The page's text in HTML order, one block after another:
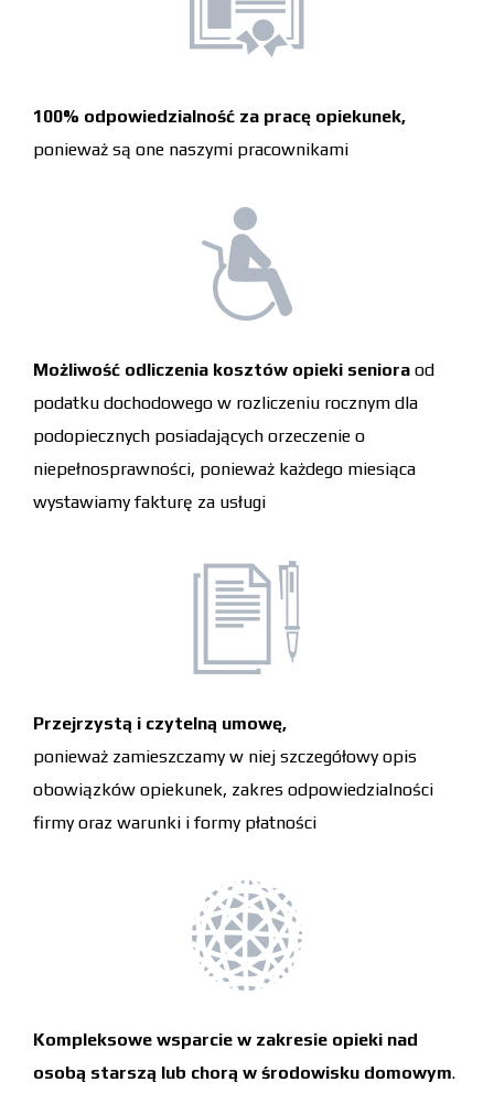
100% odpowiedzialność za pracę opiekunek,
ponieważ są one naszymi pracownikami
Możliwość odliczenia kosztów opieki seniora od
podatku dochodowego w rozliczeniu rocznym dla
podopiecznych posiadających orzeczenie o
niepełnosprawności, ponieważ każdego miesiąca
wystawiamy fakturę za usługi
Przejrzystą i czytelną umowę,
ponieważ zamieszczamy w niej szczegółowy opis
obowiązków opiekunek, zakres odpowiedzialności
firmy oraz warunki i formy płatności
Kompleksowe wsparcie w zakresie opieki nad
osobą starszą lub chorą w środowisku domowym.